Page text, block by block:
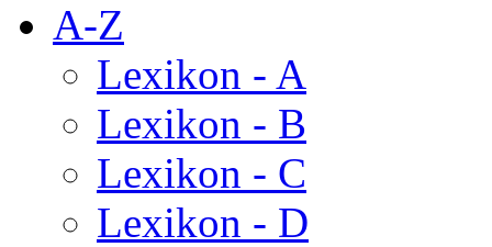
A-Z
Lexikon - A
Lexikon - B
Lexikon - C
Lexikon - D